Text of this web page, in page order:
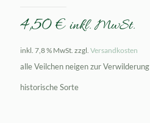
4,50€ inkl. MwSt.
inkl. 7,8 % MwSt. zzgl. Versandkosten
alle Veilchen neigen zur Verwilderung
historische Sorte